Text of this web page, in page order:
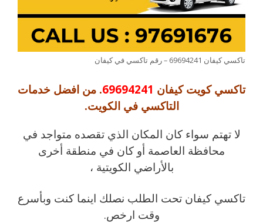
تاكسي كيفان 69694241 – رقم تاكسي في كيفان
تاكسي كويت كيفان 69694241. من افضل خدمات
التاكسي في الكويت.
لا تهتم سواء كان المكان الذي تقصده متواجد في
محافظة العاصمة أو كان في منطقة أخرى
بالأراضي الكويتية ،
تاكسي كيفان تحت الطلب نصلك اينما كنت وبأسرع
وقت ارخص.